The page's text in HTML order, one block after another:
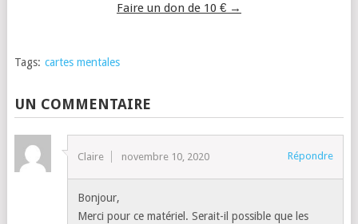
Faire un don de 10 € →
Tags: cartes mentales
UN COMMENTAIRE
Claire novembre 10, 2020 Répondre
Bonjour,
Merci pour ce matériel. Serait-il possible que les